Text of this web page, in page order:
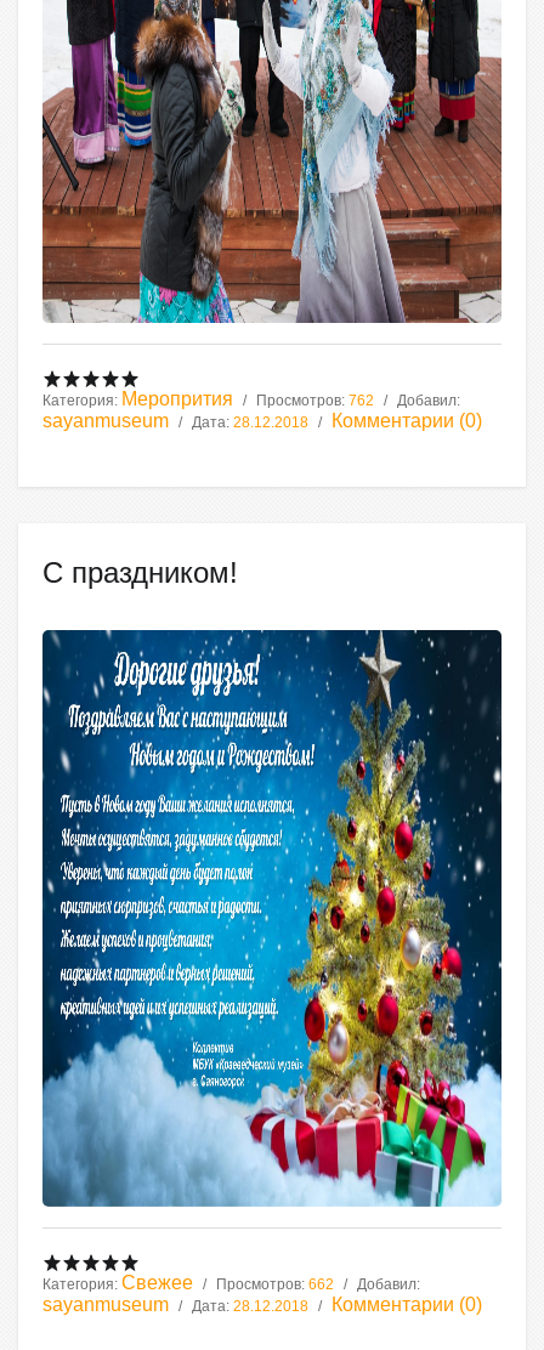
Категория: Меропрития Просмотров: 762 Добавил:
sayanmuseum Дата: 28.12.2018 Комментарии (0)
С праздником!
Категория: Свежее Просмотров: 662 Добавил:
sayanmuseum Дата: 28.12.2018 Комментарии (0)